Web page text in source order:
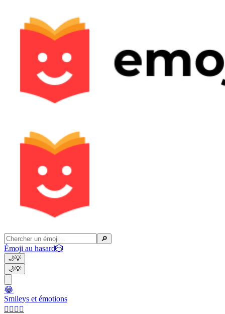
🔎
Émoji au hasard🎲
🌙💡
🌙💡
😂
Smileys et émotions
👩‍❤️‍💋‍👨